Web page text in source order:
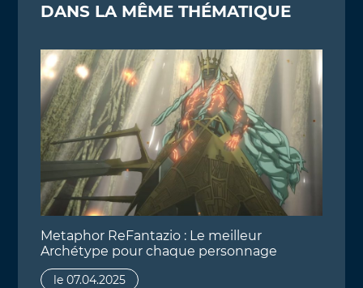
DANS LA MÊME THÉMATIQUE
Metaphor ReFantazio : Le meilleur
Archétype pour chaque personnage
le 07.04.2025